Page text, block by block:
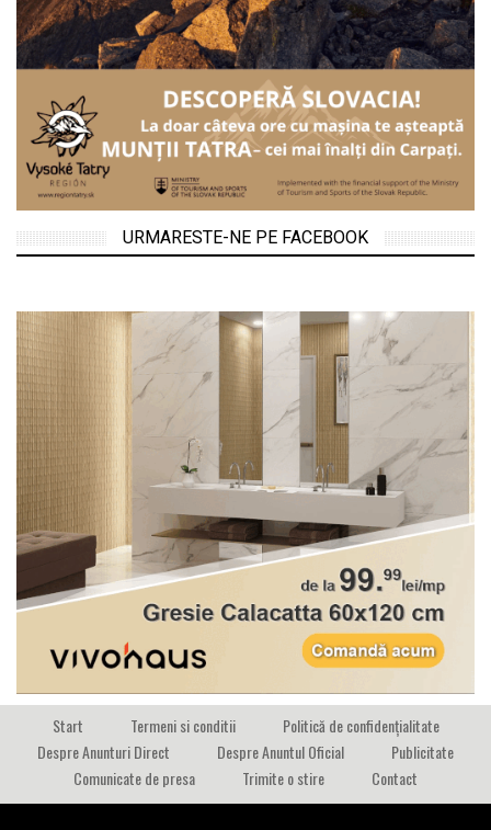
URMARESTE-NE PE FACEBOOK
Start Termeni si conditii
Politică de confidențialitate
Despre Anunturi Direct
Despre Anuntul Oficial
Publicitate
Comunicate de presa
Trimite o stire Contact